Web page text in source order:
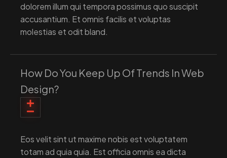
dolorem illum qui tempora possimus quo suscipit
accusantium. Et omnis facilis et voluptas
molestias et odit bland.
How Do You Keep Up Of Trends In Web
Design?
Eos velit sint ut maxime nobis est voluptatem
totam ad quia quia. Est officia omnis ea dicta